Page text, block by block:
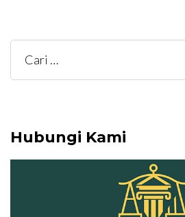
Cari
untuk:
Hubungi Kami